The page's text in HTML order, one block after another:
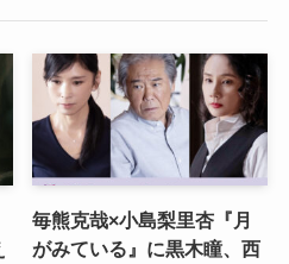
毎熊克哉×小島梨里杏『月
がみている』に黒木瞳、西